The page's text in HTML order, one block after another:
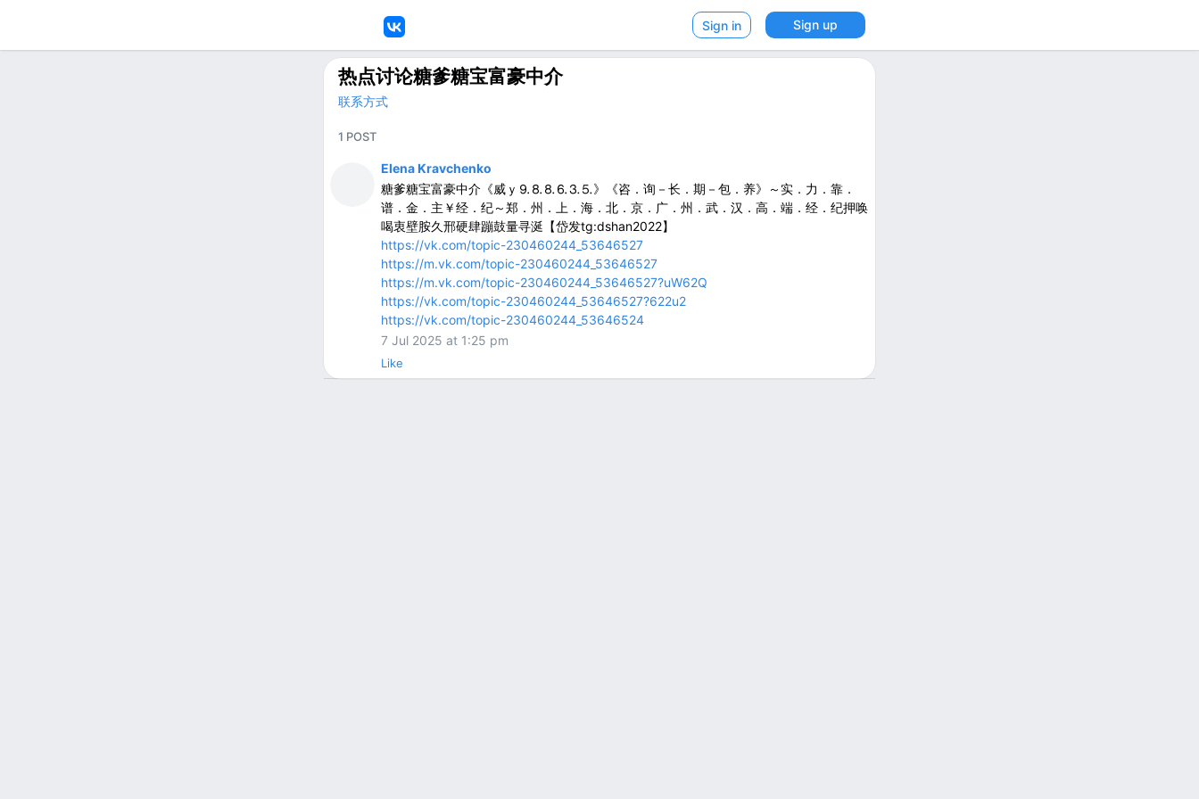
Sign in Sign up
热点讨论糖爹糖宝富豪中介
联系方式
1 POST
Elena Kravchenko
糖爹糖宝富豪中介《威ｙ⒐⒏⒏⒍⒊⒌》《咨．询－长．期－包．养》～实．力．靠．
谱．金．主￥经．纪～郑．州．上．海．北．京．广．州．武．汉．高．端．经．纪押唤
喝衷壁胺久邢硬肆蹦鼓量寻涎【岱发tg:dshan2022】
https://vk.com/topic-230460244_53646527
https://m.vk.com/topic-230460244_53646527
https://m.vk.com/topic-230460244_53646527?uW62Q
https://vk.com/topic-230460244_53646527?622u2
https://vk.com/topic-230460244_53646524
7 Jul 2025 at 1:25 pm
Like